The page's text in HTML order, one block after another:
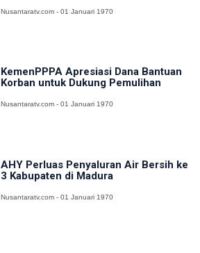
Nusantaratv.com - 01 Januari 1970
KemenPPPA Apresiasi Dana Bantuan
Korban untuk Dukung Pemulihan
Nusantaratv.com - 01 Januari 1970
AHY Perluas Penyaluran Air Bersih ke
3 Kabupaten di Madura
Nusantaratv.com - 01 Januari 1970